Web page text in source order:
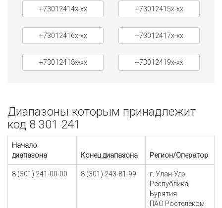
+73012414x-xx +73012415x-xx
+73012416x-xx +73012417x-xx
+73012418x-xx +73012419x-xx
Диапазоны которым принадлежит
код 8 301 241
Начало
диапазона
Конец диапазона Регион/Оператор
8 (301) 241-00-00 8 (301) 243-81-99
г. Улан-Удэ,
Республика
Бурятия
ПАО Ростелеком